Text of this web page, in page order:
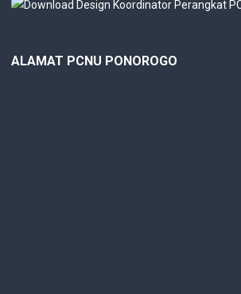
ALAMAT PCNU PONOROGO